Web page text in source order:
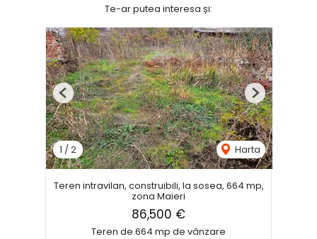
Te-ar putea interesa și:
1 /2 Harta
Previous Next
Teren intravilan, construibili, la sosea, 664 mp,
zona Maieri
86,500 €
Teren de 664 mp de vânzare